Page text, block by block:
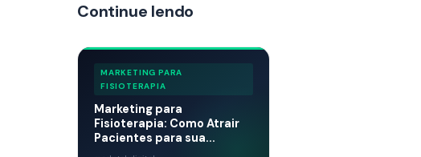
Continue lendo
MARKETING PARA
FISIOTERAPIA
Marketing para
Fisioterapia: Como Atrair
Pacientes para sua...